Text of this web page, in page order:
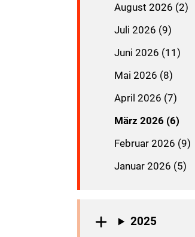
August 2026 (2)
Juli 2026 (9)
Juni 2026 (11)
Mai 2026 (8)
April 2026 (7)
März 2026 (6)
Februar 2026 (9)
Januar 2026 (5)
2025